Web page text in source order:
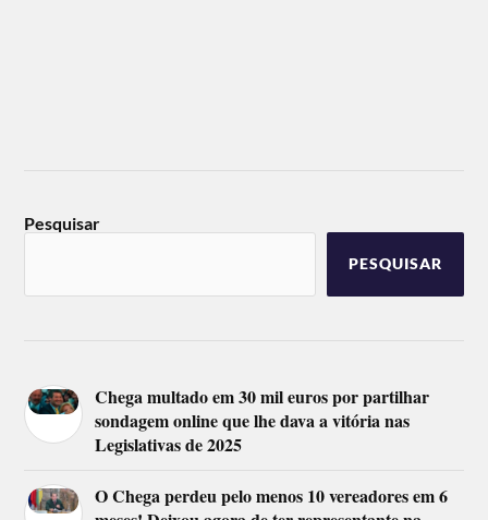
Pesquisar
PESQUISAR
Chega multado em 30 mil euros por partilhar
sondagem online que lhe dava a vitória nas
Legislativas de 2025
O Chega perdeu pelo menos 10 vereadores em 6